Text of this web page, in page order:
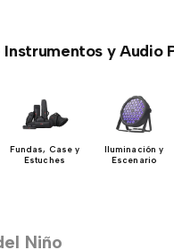
Instrumentos y Audio
Fundas, Case y
Estuches
Iluminación y
Escenario
Niño